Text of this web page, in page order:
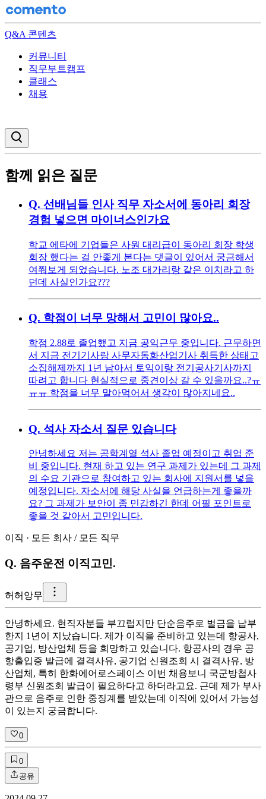
Q&A 콘텐츠
커뮤니티
직무부트캠프
클래스
채용
함께 읽은 질문
Q. 선배님들 인사 직무 자소서에 동아리 회장
경험 넣으면 마이너스인가요
학교 에타에 기업들은 사원 대리급이 동아리 회장 학생
회장 했다는 걸 안좋게 본다는 댓글이 있어서 궁금해서
여쭤보게 되었습니다. 노조 대가리랑 같은 이치라고 하
던데 사실인가요???
Q. 학점이 너무 망해서 고민이 많아요..
학점 2.88로 졸업했고 지금 공익근무 중입니다. 근무하면
서 지금 전기기사랑 사무자동화산업기사 취득한 상태고
소집해제까지 1년 남아서 토익이랑 전기공사기사까지
따려고 합니다 현실적으로 중견이상 갈 수 있을까요..?ㅠ
ㅠㅠ 학점을 너무 말아먹어서 생각이 많아지네요..
Q. 석사 자소서 질문 있습니다
안녕하세요 저는 공학계열 석사 졸업 예정이고 취업 준
비 중입니다. 현재 하고 있는 연구 과제가 있는데 그 과제
의 수요 기관으로 참여하고 있는 회사에 지원서를 넣을
예정입니다. 자소서에 해당 사실을 언급하는게 좋을까
요? 그 과제가 보안이 좀 민감하긴 한데 어필 포인트로
좋을 것 같아서 고민입니다.
이직 · 모든 회사 / 모든 직무
Q. 음주운전 이직고민.
허허앙무
안녕하세요. 현직자분들 부끄럽지만 단순음주로 벌금을 납부
한지 1년이 지났습니다. 제가 이직을 준비하고 있는데 항공사,
공기업, 방산업체 등을 희망하고 있습니다. 항공사의 경우 공
항출입증 발급에 결격사유, 공기업 신원조회 시 결격사유, 방
산업체, 특히 한화에어로스페이스 이번 채용보니 국군방첩사
령부 신원조회 발급이 필요하다고 하더라고요. 근데 제가 부사
관으로 음주로 인한 중징계를 받았는데 이직에 있어서 가능성
이 있는지 궁금합니다.
0
0
공유